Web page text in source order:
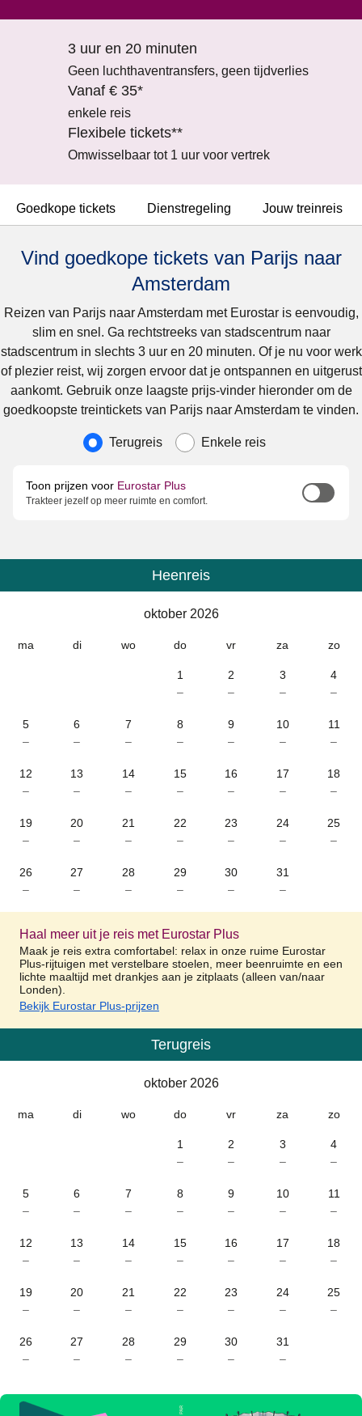
3 uur en 20 minuten
Geen luchthaventransfers, geen tijdverlies
Vanaf € 35*
enkele reis
Flexibele tickets**
Omwisselbaar tot 1 uur voor vertrek
Goedkope tickets Dienstregeling Jouw treinreis
Vind goedkope tickets van Parijs naar
Amsterdam
Reizen van Parijs naar Amsterdam met Eurostar is eenvoudig,
slim en snel. Ga rechtstreeks van stadscentrum naar
stadscentrum in slechts 3 uur en 20 minuten. Of je nu voor werk
of plezier reist, wij zorgen ervoor dat je ontspannen en uitgerust
aankomt. Gebruik onze laagste prijs-vinder hieronder om de
goedkoopste treintickets van Parijs naar Amsterdam te vinden.
Soort reisTerugreis Enkele reis
Toon prijzen voor Eurostar Plus
Trakteer jezelf op meer ruimte en comfort.
Kalender
Heenreis
oktober 2026
ma di wo do vr za zo
1
–
2
–
3
–
4
–
5
–
6
–
7
–
8
–
9
–
10
–
11
–
12
–
13
–
14
–
15
–
16
–
17
–
18
–
19
–
20
–
21
–
22
–
23
–
24
–
25
–
26
–
27
–
28
–
29
–
30
–
31
–
Haal meer uit je reis met Eurostar Plus
Maak je reis extra comfortabel: relax in onze ruime Eurostar
Plus-rijtuigen met verstelbare stoelen, meer beenruimte en een
lichte maaltijd met drankjes aan je zitplaats (alleen van/naar
Londen).
Bekijk Eurostar Plus-prijzen
Kalender
Terugreis
oktober 2026
ma di wo do vr za zo
1
–
2
–
3
–
4
–
5
–
6
–
7
–
8
–
9
–
10
–
11
–
12
–
13
–
14
–
15
–
16
–
17
–
18
–
19
–
20
–
21
–
22
–
23
–
24
–
25
–
26
–
27
–
28
–
29
–
30
–
31
–